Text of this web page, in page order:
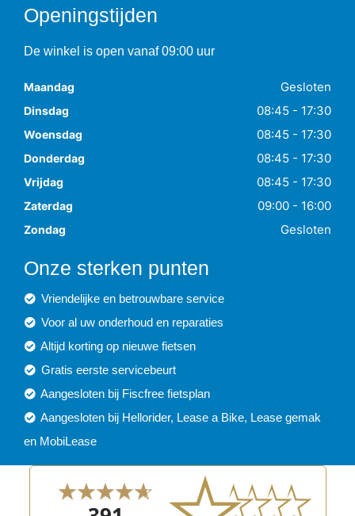
Openingstijden
De winkel is open vanaf 09:00 uur
Maandag Gesloten
Dinsdag 08:45 - 17:30
Woensdag 08:45 - 17:30
Donderdag 08:45 - 17:30
Vrijdag 08:45 - 17:30
Zaterdag 09:00 - 16:00
Zondag Gesloten
Onze sterken punten
Vriendelijke en betrouwbare service
Voor al uw onderhoud en reparaties
Altijd korting op nieuwe fietsen
Gratis eerste servicebeurt
Aangesloten bij Fiscfree fietsplan
Aangesloten bij Hellorider, Lease a Bike, Lease gemak
en MobiLease